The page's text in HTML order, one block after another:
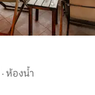
· ห้องน้ำ